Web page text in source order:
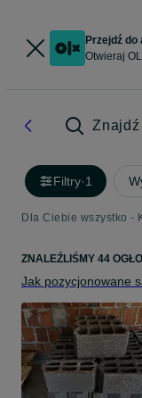
Przejdź
Otwieraj
Filtry·1
Dla Ciebie wszystko -
ZNALEŹLIŚMY 44
Jak pozycjonowane